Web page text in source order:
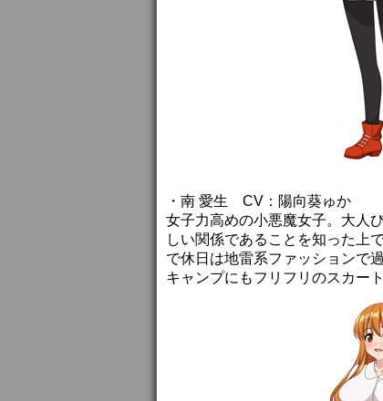
・南 愛生 CV：陽向葵ゅか
女子力高めの小悪魔女子。大人
しい関係であることを知った上
で休日は地雷系ファッションで
キャンプにもフリフリのスカー